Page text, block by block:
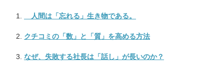
人間は「忘れる」生き物である。
クチコミの「数」と「質」を高める方法
なぜ、失敗する社長は「話し」が長いのか？